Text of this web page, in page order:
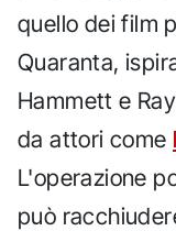
quello dei film
Quaranta,
Hammett e
da attori come
L'operazione
può